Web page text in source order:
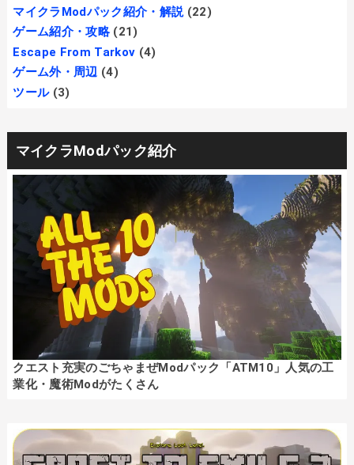
マイクラModパック紹介・解説 (22)
ゲーム紹介・攻略 (21)
Escape From Tarkov (4)
ゲーム外・周辺 (4)
ツール (3)
マイクラModパック紹介
クエスト充実のごちゃまぜModパック「ATM10」人気の工
業化・魔術Modがたくさん